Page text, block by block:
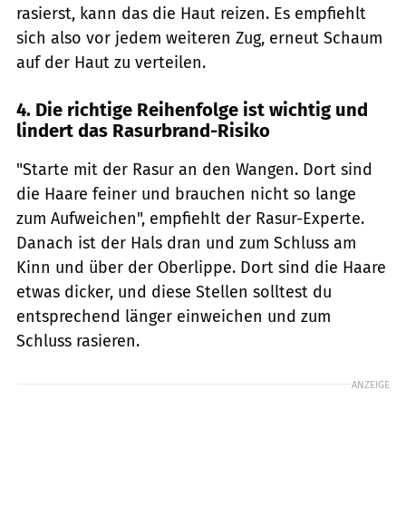
rasierst, kann das die Haut reizen. Es empfiehlt
sich also vor jedem weiteren Zug, erneut Schaum
auf der Haut zu verteilen.
4. Die richtige Reihenfolge ist wichtig und
lindert das Rasurbrand-Risiko
"Starte mit der Rasur an den Wangen. Dort sind
die Haare feiner und brauchen nicht so lange
zum Aufweichen", empfiehlt der Rasur-Experte.
Danach ist der Hals dran und zum Schluss am
Kinn und über der Oberlippe. Dort sind die Haare
etwas dicker, und diese Stellen solltest du
entsprechend länger einweichen und zum
Schluss rasieren.
ANZEIGE